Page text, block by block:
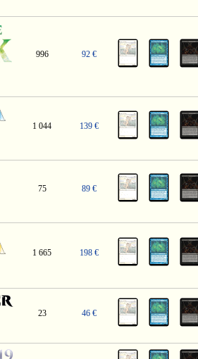
996 92 €
1 044 139 €
75 89 €
1 665 198 €
23 46 €